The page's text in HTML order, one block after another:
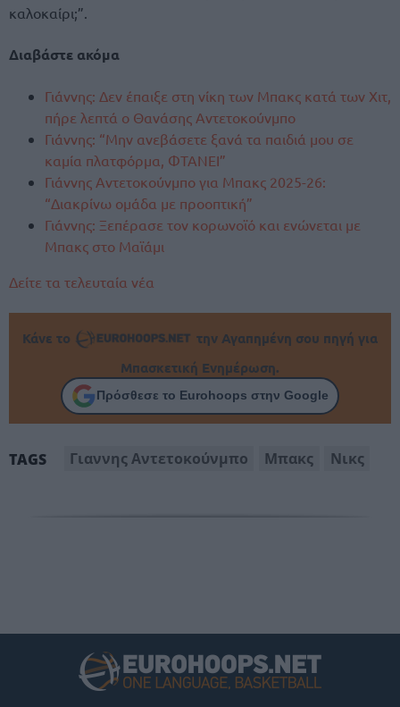
καλοκαίρι;”.
Διαβάστε ακόμα
Γιάννης: Δεν έπαιξε στη νίκη των Μπακς κατά των Χιτ,
πήρε λεπτά ο Θανάσης Αντετοκούνμπο
Γιάννης: “Μην ανεβάσετε ξανά τα παιδιά μου σε
καμία πλατφόρμα, ΦΤΑΝΕΙ”
Γιάννης Αντετοκούνμπο για Μπακς 2025-26:
“Διακρίνω ομάδα με προοπτική”
Γιάννης: Ξεπέρασε τον κορωνοϊό και ενώνεται με
Μπακς στο Μαϊάμι
Δείτε τα τελευταία νέα
Κάνε το
την Αγαπημένη σου πηγή για
Μπασκετική Ενημέρωση.
Πρόσθεσε το Eurohoops στην Google
TAGS Γιαννης Αντετοκούνμπο Μπακς Νικς